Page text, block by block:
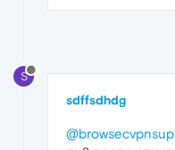
S
sdffsdhdg